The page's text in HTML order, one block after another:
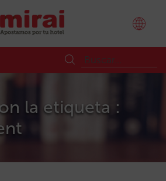
la etiqueta :